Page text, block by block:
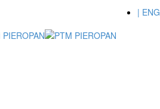
| ENG